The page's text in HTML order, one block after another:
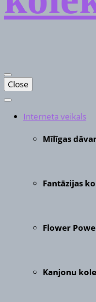
Close
Interneta veikals
Mīlīgas
Fantāzijas
Flower
Kanjonu